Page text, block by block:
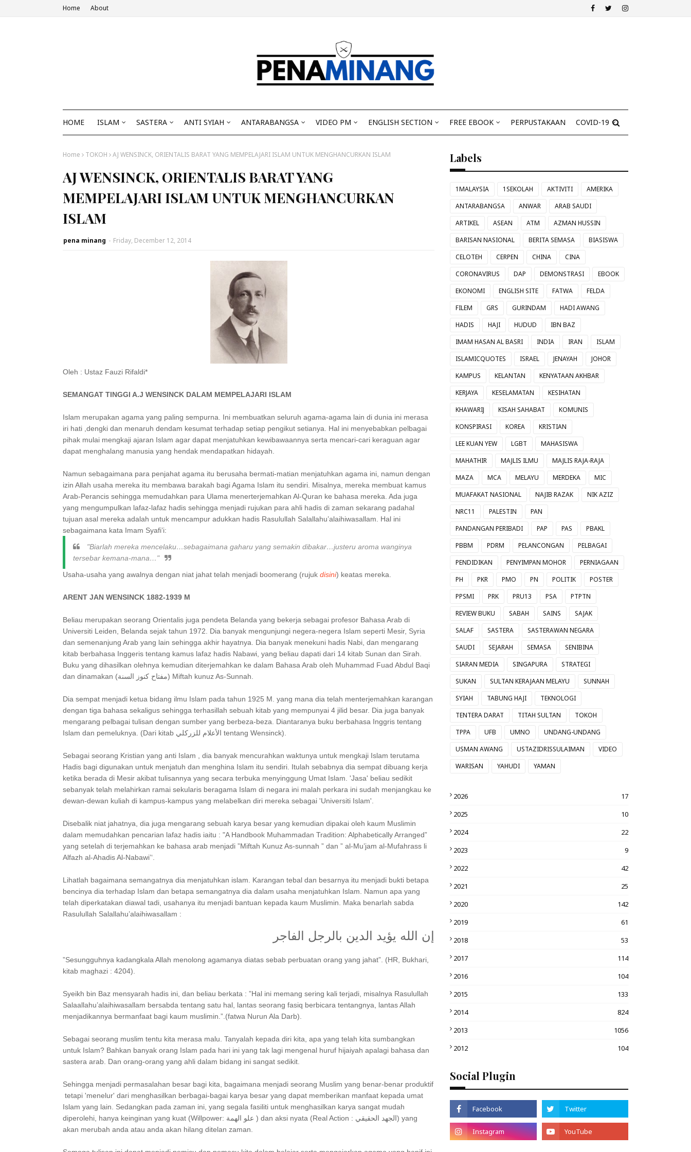
Home About
HOME ISLAM SASTERA ANTI SYIAH ANTARABANGSA VIDEO PM ENGLISH SECTION FREE EBOOK PERPUSTAKAAN COVID-19
Home TOKOH AJ WENSINCK, ORIENTALIS BARAT YANG MEMPELAJARI ISLAM UNTUK MENGHANCURKAN ISLAM
AJ WENSINCK, ORIENTALIS BARAT YANG
MEMPELAJARI ISLAM UNTUK MENGHANCURKAN
ISLAM
pena minang - Friday, December 12, 2014
Oleh : Ustaz Fauzi Rifaldi*
SEMANGAT TINGGI A.J WENSINCK DALAM MEMPELAJARI ISLAM
Islam merupakan agama yang paling sempurna. Ini membuatkan seluruh agama-agama lain di dunia ini merasa
iri hati ,dengki dan menaruh dendam kesumat terhadap setiap pengikut setianya. Hal ini menyebabkan pelbagai
pihak mulai mengkaji ajaran Islam agar dapat menjatuhkan kewibawaannya serta mencari-cari keraguan agar
dapat menghalang manusia yang hendak mendapatkan hidayah.
Namun sebagaimana para penjahat agama itu berusaha bermati-matian menjatuhkan agama ini, namun dengan
izin Allah usaha mereka itu membawa barakah bagi Agama Islam itu sendiri. Misalnya, mereka membuat kamus
Arab-Perancis sehingga memudahkan para Ulama menerterjemahkan Al-Quran ke bahasa mereka. Ada juga
yang mengumpulkan lafaz-lafaz hadis sehingga menjadi rujukan para ahli hadis di zaman sekarang padahal
tujuan asal mereka adalah untuk mencampur adukkan hadis Rasulullah Salallahu’alaihiwasallam . Hal ini
sebagaimana kata Imam Syafi’i:
"Biarlah mereka mencelaku…sebagaimana gaharu yang semakin dibakar…justeru aroma wanginya
tersebar kemana-mana…"
Usaha-usaha yang awalnya dengan niat jahat telah menjadi boomerang (rujuk disini) keatas mereka.
ARENT JAN WENSINCK 1882-1939 M
Beliau merupakan seorang Orientalis juga pendeta Belanda yang bekerja sebagai profesor Bahasa Arab di
Universiti Leiden, Belanda sejak tahun 1972. Dia banyak mengunjungi negera-negera Islam seperti Mesir, Syria
dan semenanjung Arab yang lain sehingga akhir hayatnya. Dia banyak menekuni hadis Nabi, dan mengarang
kitab berbahasa Inggeris tentang kamus lafaz hadis Nabawi, yang beliau dapati dari 14 kitab Sunan dan Sirah.
Buku yang dihasilkan olehnya kemudian diterjemahkan ke dalam Bahasa Arab oleh Muhammad Fuad Abdul Baqi
dan dinamakan (مفتاح كنوز السنة) Miftah kunuz As-Sunnah.
Dia sempat menjadi ketua bidang ilmu Islam pada tahun 1925 M. yang mana dia telah menterjemahkan karangan
dengan tiga bahasa sekaligus sehingga terhasillah sebuah kitab yang mempunyai 4 jilid besar. Dia juga banyak
mengarang pelbagai tulisan dengan sumber yang berbeza-beza. Diantaranya buku berbahasa Inggris tentang
Islam dan pemeluknya. (Dari kitab الأعلام للزركلي tentang Wensinck).
Sebagai seorang Kristian yang anti Islam , dia banyak mencurahkan waktunya untuk mengkaji Islam terutama
Hadis bagi digunakan untuk menjatuh dan menghina Islam itu sendiri. Itulah sebabnya dia sempat dibuang kerja
ketika berada di Mesir akibat tulisannya yang secara terbuka menyinggung Umat Islam. 'Jasa' beliau sedikit
sebanyak telah melahirkan ramai sekularis beragama Islam di negara ini malah perkara ini sudah menjangkau ke
dewan-dewan kuliah di kampus-kampus yang melabelkan diri mereka sebagai 'Universiti Islam'.
Disebalik niat jahatnya, dia juga mengarang sebuah karya besar yang kemudian dipakai oleh kaum Muslimin
dalam memudahkan pencarian lafaz hadis iaitu : "A Handbook Muhammadan Tradition: Alphabetically Arranged”
yang setelah di terjemahkan ke bahasa arab menjadi ”Miftah Kunuz As-sunnah ” dan ” al-Mu’jam al-Mufahrass li
Alfazh al-Ahadis Al-Nabawi’‘.
Lihatlah bagaimana semangatnya dia menjatuhkan islam. Karangan tebal dan besarnya itu menjadi bukti betapa
bencinya dia terhadap Islam dan betapa semangatnya dia dalam usaha menjatuhkan Islam. Namun apa yang
telah diperkatakan diawal tadi, usahanya itu menjadi bantuan kepada kaum Muslimin. Maka benarlah sabda
Rasulullah Salallahu’alaihiwasallam :
إن الله يؤيد الدين بالرجل الفاجر
”Sesungguhnya kadangkala Allah menolong agamanya diatas sebab perbuatan orang yang jahat”. (HR, Bukhari,
kitab maghazi : 4204).
Syeikh bin Baz mensyarah hadis ini, dan beliau berkata : ”Hal ini memang sering kali terjadi, misalnya Rasulullah
Salaallahu’alaihiwasallam bersabda tentang satu hal, lantas seorang fasiq berbicara tentangnya, lantas Allah
menjadikannya bermanfaat bagi kaum muslimin.”.(fatwa Nurun Ala Darb).
Sebagai seorang muslim tentu kita merasa malu. Tanyalah kepada diri kita, apa yang telah kita sumbangkan
untuk Islam? Bahkan banyak orang Islam pada hari ini yang tak lagi mengenal huruf hijaiyah apalagi bahasa dan
sastera arab. Dan orang-orang yang ahli dalam bidang ini sangat sedikit.
Sehingga menjadi permasalahan besar bagi kita, bagaimana menjadi seorang Muslim yang benar-benar produktif
tetapi 'menelur' dari menghasilkan berbagai-bagai karya besar yang dapat memberikan manfaat kepada umat
Islam yang lain. Sedangkan pada zaman ini, yang segala fasiliti untuk menghasilkan karya sangat mudah
diperolehi, hanya keinginan yang kuat (Willpower: علو الهمة ) dan aksi nyata (Real Action : الجهد الحقيقي) yang
akan merubah anda atau anda akan hilang ditelan zaman.
Labels
1MALAYSIA 1SEKOLAH AKTIVITI
AMERIKA
ANTARABANGSA
ANWAR
ARAB SAUDI
ARTIKEL
ASEAN ATM
AZMAN HUSSIN
BARISAN NASIONAL
BERITA SEMASA
BIASISWA
CELOTEH
CERPEN CHINA
CINA
CORONAVIRUS
DAP DEMONSTRASI
EBOOK
EKONOMI
ENGLISH SITE FATWA
FELDA
FILEM
GRS GURINDAM
HADI AWANG
HADIS
HAJI HUDUD
IBN BAZ
IMAM HASAN AL BASRI
INDIA IRAN
ISLAM
ISLAMICQUOTES
ISRAEL JENAYAH
JOHOR
KAMPUS
KELANTAN
KENYATAAN AKHBAR
KERJAYA
KESELAMATAN
KESIHATAN
KHAWARIJ
KISAH SAHABAT
KOMUNIS
KONSPIRASI
KOREA
KRISTIAN
LEE KUAN YEW
LGBT
MAHASISWA
MAHATHIR
MAJLIS ILMU
MAJLIS RAJA-RAJA
MAZA
MCA MELAYU MERDEKA
MIC
MUAFAKAT NASIONAL
NAJIB RAZAK
NIK AZIZ
NRC11
PALESTIN
PAN
PANDANGAN PERIBADI
PAP PAS
PBAKL
PBBM
PDRM PELANCONGAN
PELBAGAI
PENDIDIKAN
PENYIMPAN MOHOR
PERNIAGAAN
PH
PKR PMO PN POLITIK
POSTER
PPSMI
PRK PRU13 PSA
PTPTN
REVIEW BUKU
SABAH SAINS
SAJAK
SALAF
SASTERA
SASTERAWAN NEGARA
SAUDI
SEJARAH SEMASA
SENIBINA
SIARAN MEDIA
SINGAPURA
STRATEGI
SUKAN
SULTAN KERAJAAN MELAYU
SUNNAH
SYIAH
TABUNG HAJI
TEKNOLOGI
TENTERA DARAT
TITAH SULTAN
TOKOH
TPPA
UFB UMNO
UNDANG-UNDANG
USMAN AWANG
USTAZIDRISSULAIMAN
VIDEO
WARISAN
YAHUDI YAMAN
2026
17
2025
10
2024
22
2023
9
2022
42
2021
25
2020
142
2019
61
2018
53
2017
114
2016
104
2015
133
2014
824
2013
1056
2012
104
Social Plugin